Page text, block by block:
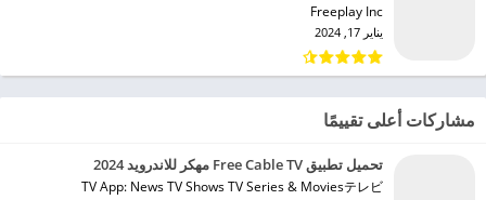
Freeplay Inc‏
يناير 17, 2024
مشاركات أعلى تقييمًا
تحميل تطبيق Free Cable TV مهكر للاندرويد 2024
TV App: News TV Shows TV Series & Moviesテレビ‏